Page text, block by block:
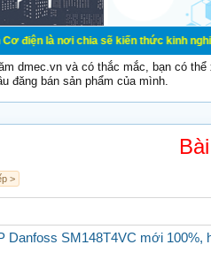
chia sẽ kiến thức kinh nghiệm
dmec.vn và có thắc mắc, bạn có
đăng bán sản phẩm của mình.
>
Danfoss SM148T4VC mới